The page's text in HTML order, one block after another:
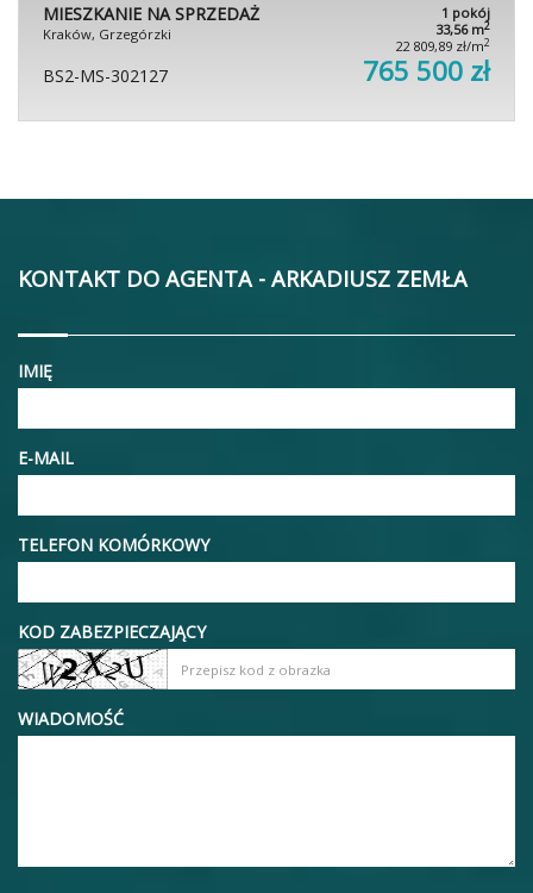
MIESZKANIE NA SPRZEDAŻ
Kraków, Grzegórzki
1 pokój
33,56 m2
22 809,89 zł/m2
BS2-MS-302127 765 500 zł
KONTAKT DO AGENTA - ARKADIUSZ ZEMŁA
IMIĘ
E-MAIL
TELEFON KOMÓRKOWY
KOD ZABEZPIECZAJĄCY
WIADOMOŚĆ